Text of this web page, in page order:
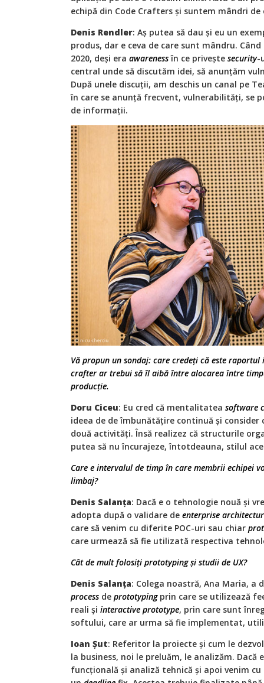
echipă din Code Crafters și suntem mândri de
Denis Rendler: Aș putea să dau și eu un
produs, dar e ceva de care sunt mândru.
2020, deși era awarenessîn ce privește security-
central unde să discutăm idei, să anunțăm
După unele discuții, am deschis un canal pe
în care se anunță frecvent, vulnerabilități, se
de informații.
Vă propun un sondaj: care credeți că este
crafter ar trebui să îl aibă între alocarea între
producție.
Doru Ciceu: Eu cred că mentalitatea software
ideea de de îmbunătățire continuă și consider
două activități. Însă realizez că structurile
putea să nu încurajeze, întotdeauna, stilul
Care e intervalul de timp în care membrii echipei
limbaj?
Denis Salanța: Dacă e o tehnologie nouă și
adopta după o validare de enterprise
care să venim cu diferite POC-uri sau chiar
care urmează să fie utilizată respectiva
Cât de mult folosiți prototyping și studii de UX?
Denis Salanța: Colega noastră, Ana Maria, a
process de prototypingprin care se utilizează
reali și interactive prototype, prin care sunt
softului, care ar urma să fie implementat,
Ioan Șut: Referitor la proiecte și cum le
la business, noi le preluăm, le analizăm. Dacă
funcțională și analiză tehnică și apoi venim